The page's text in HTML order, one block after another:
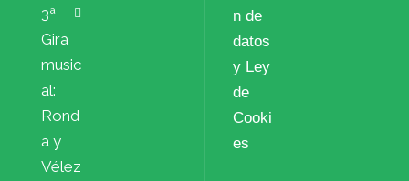
3ª
Gira
music
al:
Rond
a y
Vélez
n de
datos
y Ley
de
Cooki
es